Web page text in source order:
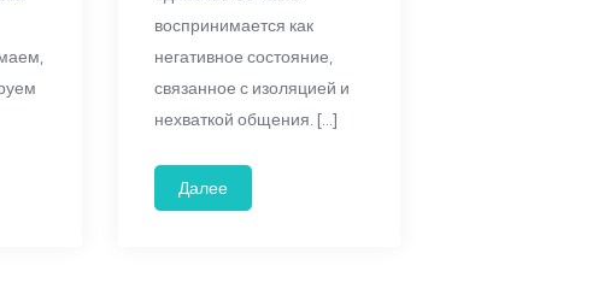
воспринимается как
негативное состояние,
связанное с изоляцией и
нехваткой общения. […]
Далее